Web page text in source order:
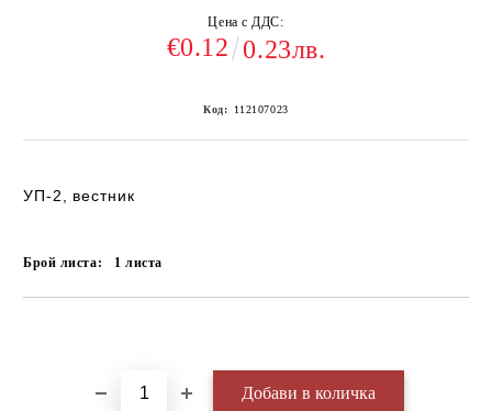
Цена с ДДС:
€0.12 0.23лв.
Код: 112107023
УП-2, вестник
Брой листа: 1листа